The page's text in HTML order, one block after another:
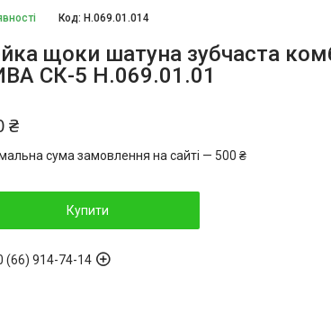
Код:Н.069.01.014
щоки шатуна зубчаста
СК-5 Н.069.01.01
₴
сума замовлення на сайті — 500 ₴
Купити
(66) 914-74-14